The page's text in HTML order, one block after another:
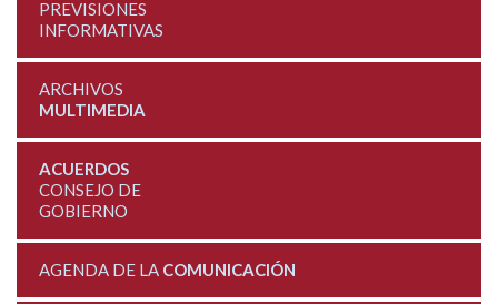
PREVISIONES
INFORMATIVAS
ARCHIVOS
MULTIMEDIA
ACUERDOS
CONSEJO DE
GOBIERNO
AGENDA DE LA COMUNICACIÓN